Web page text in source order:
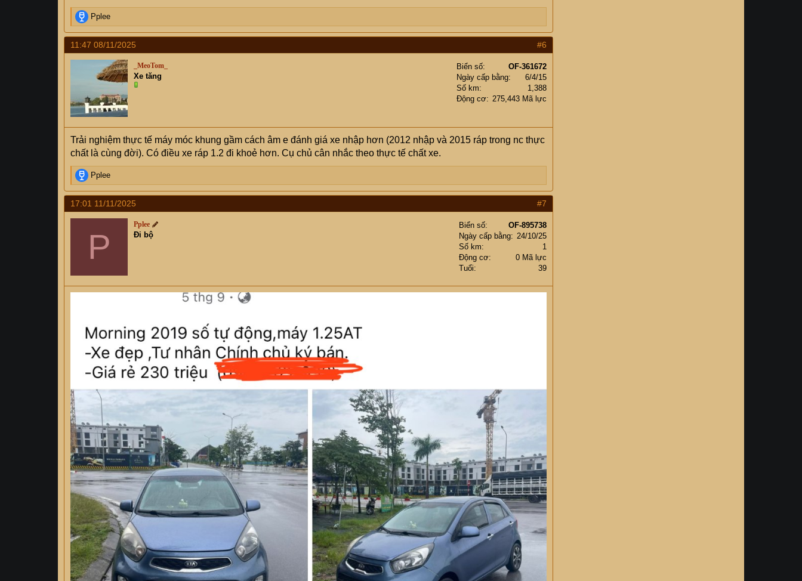
R
e
a
c
t
s
:
Pplee
11:47 08/11/2025 #6
_MeoTom_
Xe tăng
Biển số
OF-361672
Ngày cấp bằng
6/4/15
Số km
1,388
Động cơ
275,443 Mã lực
Trải nghiệm thực tế máy móc khung gầm cách âm e đánh giá xe nhập hơn (2012 nhập và 2015 ráp trong nc thực
chất là cùng đời). Có điều xe ráp 1.2 đi khoẻ hơn. Cụ chủ cân nhắc theo thực tế chất xe.
R
e
a
c
t
o
n
s
Pplee
17:01 11/11/2025 #7
P
Pplee
Đi bộ
Biển số
OF-895738
Ngày cấp bằng
24/10/25
Số km
1
Động cơ
0 Mã lực
Tuổi
39